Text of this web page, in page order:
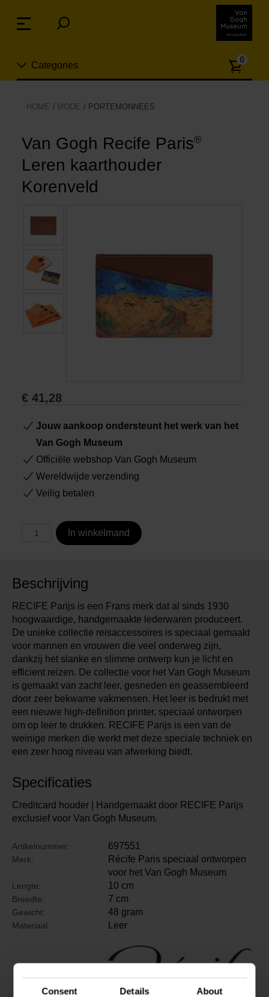
Consent Details About
links
over
naar
menu
Categories
Nieuw
Sieraden
Mode
Koken & tafelen
Vrije tijd
Prints
Aantal
0
HOME MODE PORTEMONNEES
Van Gogh Recife Paris®
Leren kaarthouder
Korenveld
€ 41,28
Jouw aankoop ondersteunt het werk van het
Van Gogh Museum
Officiële webshop Van Gogh Museum
Wereldwijde verzending
Veilig betalen
In winkelmand
Beschrijving
RECIFE Parijs is een Frans merk dat al sinds 1930
hoogwaardige, handgemaakte lederwaren produceert.
De unieke collectie reisaccessoires is speciaal gemaakt
voor mannen en vrouwen die veel onderweg zijn,
dankzij het slanke en slimme ontwerp kun je licht en
efficient reizen. De collectie voor het Van Gogh Museum
is gemaakt van zacht leer, gesneden en geassembleerd
door zeer bekwame vakmensen. Het leer is bedrukt met
een nieuwe high-definition printer, speciaal ontworpen
om op leer te drukken. RECIFE Parijs is een van de
weinige merken die werkt met deze speciale techniek en
een zeer hoog niveau van afwerking biedt.
Specificaties
Creditcard houder | Handgemaakt door RECIFE Parijs
exclusief voor Van Gogh Museum.
Artikelnummer: 697551
Merk:
Récife Paris speciaal ontworpen
voor het Van Gogh Museum
Lengte: 10 cm
Breedte: 7 cm
Gewicht: 48 gram
Materiaal: Leer
Menu